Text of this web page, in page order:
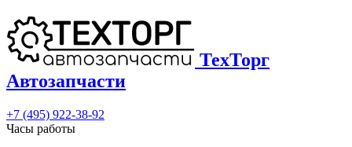
ТехТорг
Автозапчасти
+7 (495) 922-38-92
Часы работы